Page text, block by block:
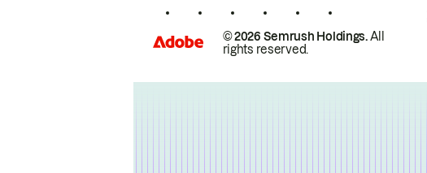
© 2026 Semrush Holdings.All
rights reserved.